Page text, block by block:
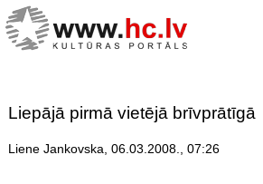
Liepājā pirmā vietējā brīvprātīgā
Liene Jankovska, 06.03.2008., 07:26